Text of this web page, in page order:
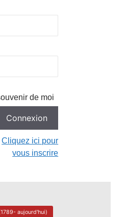
de moi
Cliquez ici pour
vous inscrire
aujourd'hui)